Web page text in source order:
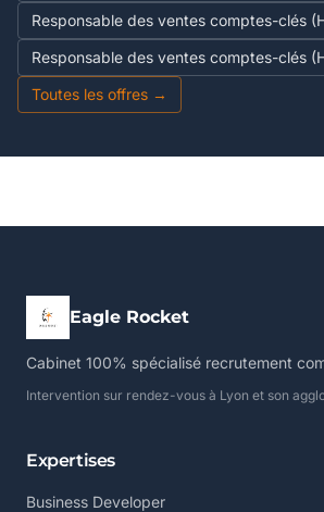
Responsable des ventes comptes-clés
Responsable des ventes comptes-clés
Toutes les offres →
Eagle Rocket
Cabinet 100% spécialisé recrutement
Intervention sur rendez-vous à Lyon et son
Expertises
Business Developer